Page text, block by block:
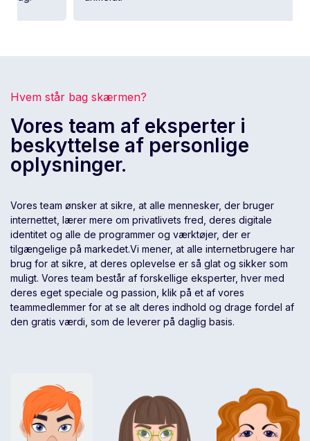
Hvem står bag skærmen?
Vores team af eksperter i
beskyttelse af personlige
oplysninger.
Vores team ønsker at sikre, at alle mennesker, der bruger
internettet, lærer mere om privatlivets fred, deres digitale
identitet og alle de programmer og værktøjer, der er
tilgængelige på markedet.Vi mener, at alle internetbrugere har
brug for at sikre, at deres oplevelse er så glat og sikker som
muligt. Vores team består af forskellige eksperter, hver med
deres eget speciale og passion, klik på et af vores
teammedlemmer for at se alt deres indhold og drage fordel af
den gratis værdi, som de leverer på daglig basis.